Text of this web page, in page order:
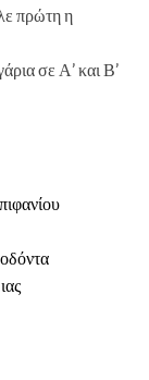
πρώτη η
σε Α’ και Β’